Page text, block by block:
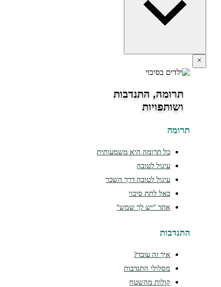
תרומה, התנדבות
ושותפויות
כל תרומה היא משמעותית
עיגול לטובה
עיגול לטובה דרך השכר
כאל לתת סיכוי
אתר "יש לך שמש"
איך זה עובד?
מסלולי התנדבות
קולות מהשטח